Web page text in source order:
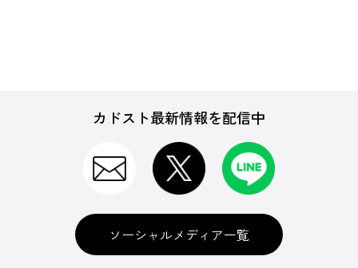
カドスト最新情報を配信中
ソーシャルメディア一覧